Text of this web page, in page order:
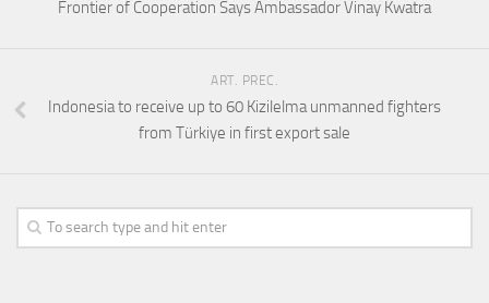
Frontier of Cooperation Says Ambassador Vinay Kwatra
ART. PREC.
Indonesia to receive up to 60 Kizilelma unmanned fighters
from Türkiye in first export sale